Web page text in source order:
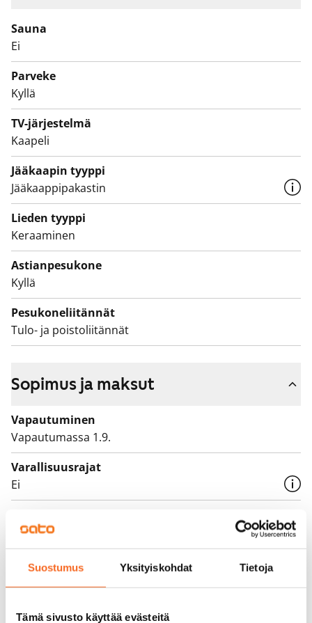
Suostumus Yksityiskohdat Tietoja
Tämä sivusto käyttää evästeitä
kukkasia kuin paikka löhöilylle.
Olisiko tässä elämäsi uusi vuokrakoti? Tulehan
tutustumaan paikan päälle!
Tähän kotiin voit tehdä toistaiseksi voimassa olevan
vuokrasopimuksen.
Sauna
Ei
Parveke
Kyllä
TV-järjestelmä
Kaapeli
Jääkaapin tyyppi
Jääkaappipakastin
Lieden tyyppi
Keraaminen
Astianpesukone
Kyllä
Pesukoneliitännät
Tulo- ja poistoliitännät
Sopimus ja maksut
Vapautuminen
Vapautumassa 1.9.
Varallisuusrajat
Ei
789 €/kk
Vuokravakuus
0 €, (yrityksille min. 1 kk vuokra)